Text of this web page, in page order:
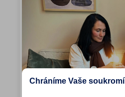
Chráníme Vaše soukromí